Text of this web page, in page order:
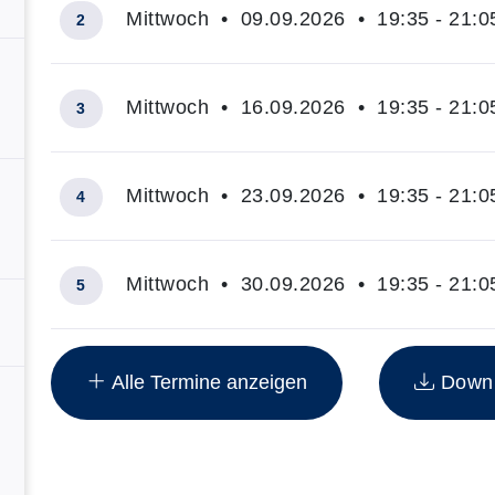
Insgesamt gibt es 14 Termine zum diesen Kurs
2 Mittwoch • 09.09.2026 • 19:35 -
3 Mittwoch • 16.09.2026 • 19:35 -
4 Mittwoch • 23.09.2026 • 19:35 -
5 Mittwoch • 30.09.2026 • 19:35 -
Alle Termine anzeigen